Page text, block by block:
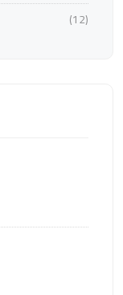
(12)